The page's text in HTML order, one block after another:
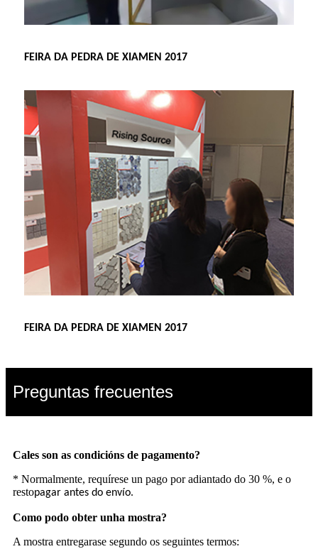
FEIRA DA PEDRA DE XIAMEN 2017
FEIRA DA PEDRA DE XIAMEN 2017
Preguntas frecuentes
Cales son as condicións de pagamento?
* Normalmente, requírese un pago por adiantado do 30 %, e o
restopagar antes do envío.
Como podo obter unha mostra?
A mostra entregarase segundo os seguintes termos: